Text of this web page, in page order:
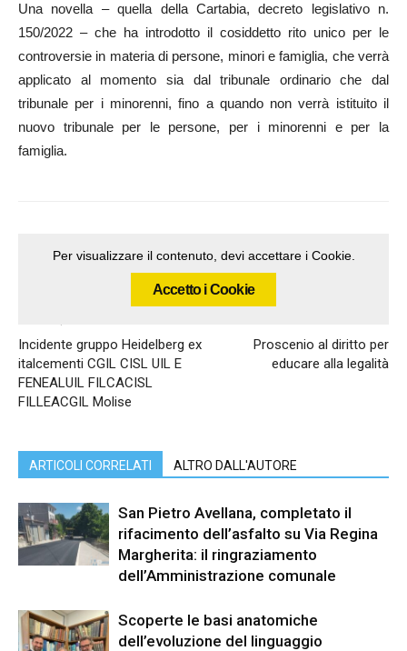
Una novella – quella della Cartabia, decreto legislativo n.
150/2022 – che ha introdotto il cosiddetto rito unico per le
controversie in materia di persone, minori e famiglia, che verrà
applicato al momento sia dal tribunale ordinario che dal
tribunale per i minorenni, fino a quando non verrà istituito il
nuovo tribunale per le persone, per i minorenni e per la
famiglia.
Per visualizzare il contenuto, devi accettare i Cookie.
Accetto i Cookie
Incidente gruppo Heidelberg ex
italcementi CGIL CISL UIL E
FENEALUIL FILCACISL
FILLEACGIL Molise
Proscenio al diritto per
educare alla legalità
ARTICOLI CORRELATI ALTRO DALL'AUTORE
San Pietro Avellana, completato il
rifacimento dell’asfalto su Via Regina
Margherita: il ringraziamento
dell’Amministrazione comunale
Scoperte le basi anatomiche
dell’evoluzione del linguaggio